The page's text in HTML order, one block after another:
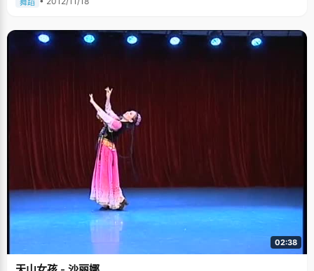
02:38